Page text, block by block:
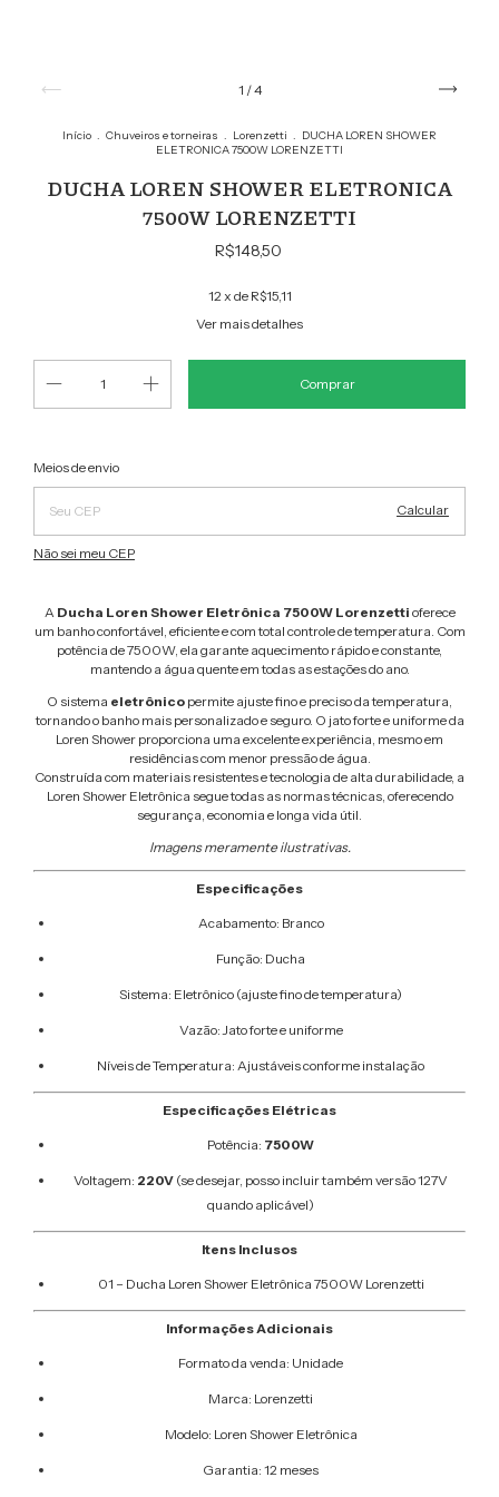
1 /4
Início . Chuveiros e torneiras . Lorenzetti . DUCHA LOREN SHOWER
ELETRONICA 7500W LORENZETTI
DUCHA LOREN SHOWER ELETRONICA
7500W LORENZETTI
R$148,50
12 x de R$15,11
Ver mais detalhes
Entregas para o CEP:
Meios de envio
Calcular
Não sei meu CEP
A Ducha Loren Shower Eletrônica 7500W Lorenzetti oferece
um banho confortável, eficiente e com total controle de temperatura. Com
potência de 7500W, ela garante aquecimento rápido e constante,
mantendo a água quente em todas as estações do ano.
O sistema eletrônico permite ajuste fino e preciso da temperatura,
tornando o banho mais personalizado e seguro. O jato forte e uniforme da
Loren Shower proporciona uma excelente experiência, mesmo em
residências com menor pressão de água.
Construída com materiais resistentes e tecnologia de alta durabilidade, a
Loren Shower Eletrônica segue todas as normas técnicas, oferecendo
segurança, economia e longa vida útil.
Imagens meramente ilustrativas.
Especificações
Acabamento: Branco
Função: Ducha
Sistema: Eletrônico (ajuste fino de temperatura)
Vazão: Jato forte e uniforme
Níveis de Temperatura: Ajustáveis conforme instalação
Especificações Elétricas
Potência: 7500W
Voltagem: 220V (se desejar, posso incluir também versão 127V
quando aplicável)
Itens Inclusos
01 – Ducha Loren Shower Eletrônica 7500W Lorenzetti
Informações Adicionais
Formato da venda: Unidade
Marca: Lorenzetti
Modelo: Loren Shower Eletrônica
Garantia: 12 meses